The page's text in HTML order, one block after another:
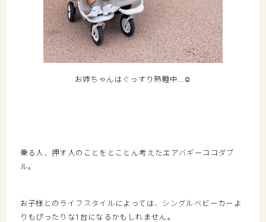
お姉ちゃんはぐっすり熟睡中…☺
乗る人、押す人のことをとことん考えたエアバギーココダブ
ル。
お子様とのライフスタイルによっては、シングルベビーカーよ
りもぴったりな1台になるかもしれません。